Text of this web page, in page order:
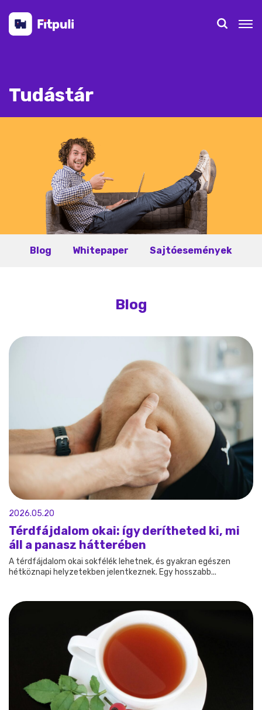
Tudástár
Blog Whitepaper Sajtóesemények
Blog
2026.05.20
Térdfájdalom okai: így derítheted ki, mi
áll a panasz hátterében
A térdfájdalom okai sokfélék lehetnek, és gyakran egészen
hétköznapi helyzetekben jelentkeznek. Egy hosszabb...